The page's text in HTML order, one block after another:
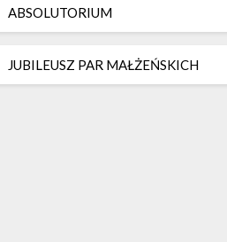
ABSOLUTORIUM
JUBILEUSZ PAR MAŁŻEŃSKICH